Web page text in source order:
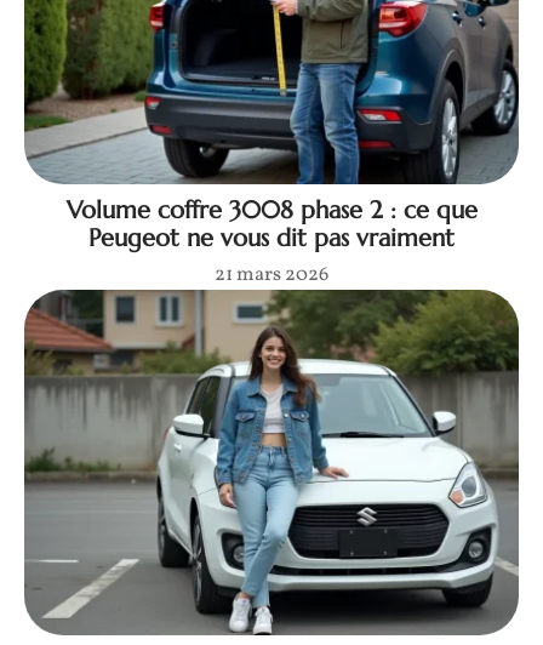
Volume coffre 3008 phase 2 : ce que
Peugeot ne vous dit pas vraiment
21 mars 2026